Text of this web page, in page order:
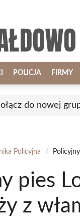
POLICJA FIRMY
do nowej
Policyjna /
pies
z